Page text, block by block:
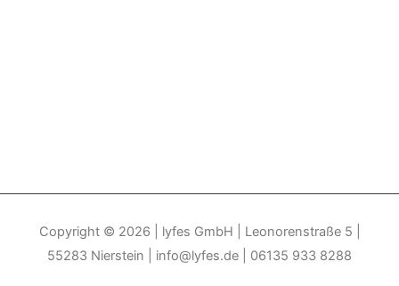
Copyright © 2026
| lyfes GmbH | Leonorenstraße 5 |
55283 Nierstein | info@lyfes.de | 06135 933 8288